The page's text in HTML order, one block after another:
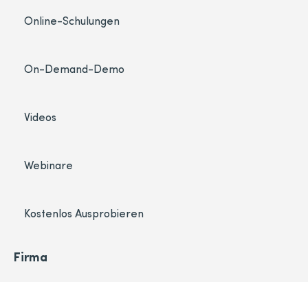
Online-Schulungen
On-Demand-Demo
Videos
Webinare
Kostenlos Ausprobieren
Firma